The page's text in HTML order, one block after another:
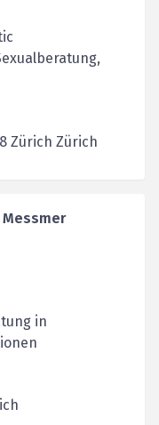
Zürich Zürich
Messmer
in